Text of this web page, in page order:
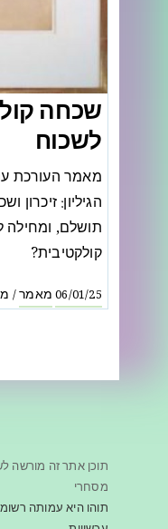
שכחה
לשכוח
מאמר העורכת
הגיליון:
תושלם,
קולקטיבית?
06/01/25מאמר/
תוכן אתר זה מורשה
מסחרי